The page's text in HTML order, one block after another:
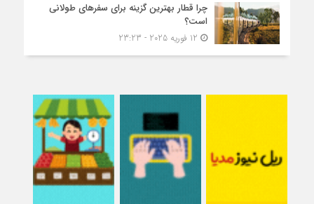
چرا قطار بهترین گزینه برای سفرهای طولانی
است؟